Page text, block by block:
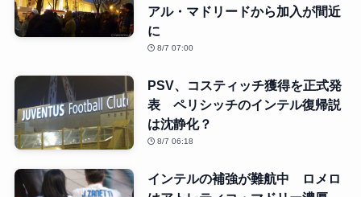
アル・マドリードから加入が間近
に
8/7 07:00
PSV、コスティッチ獲得を正式発
表 ペリシッチのインテル復帰説
は沈静化？
8/7 06:18
インテルの補強が難航中 ロメロ